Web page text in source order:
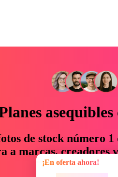
de stock número
a marcas,
un 76 % en
¡En oferta ahora!